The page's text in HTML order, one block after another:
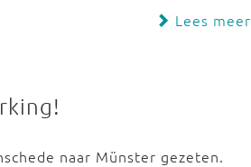
Lees meer
naar Münster gezeten.